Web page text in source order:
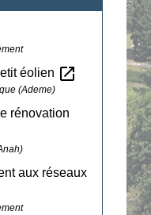
éolien open_in_new
(Ademe)
rénovation
aux réseaux